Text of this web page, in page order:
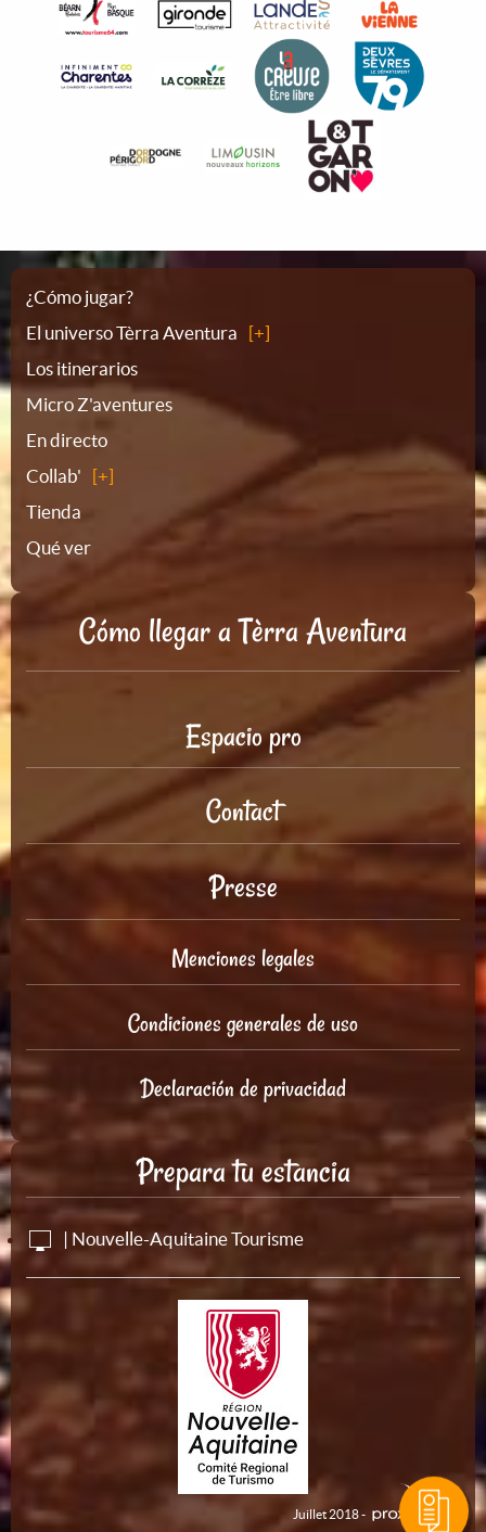
Plano
del
sitio
¿Cómo jugar?
El universo Tèrra Aventura
Los itinerarios
Micro Z'aventures
En directo
Collab'
Tienda
Qué ver
Cómo llegar a Tèrra Aventura
Espacio pro
Contact
Presse
Menciones legales
Condiciones generales de uso
Declaración de privacidad
Prepara tu estancia
| Nouvelle-Aquitaine Tourisme
Juillet 2018 -